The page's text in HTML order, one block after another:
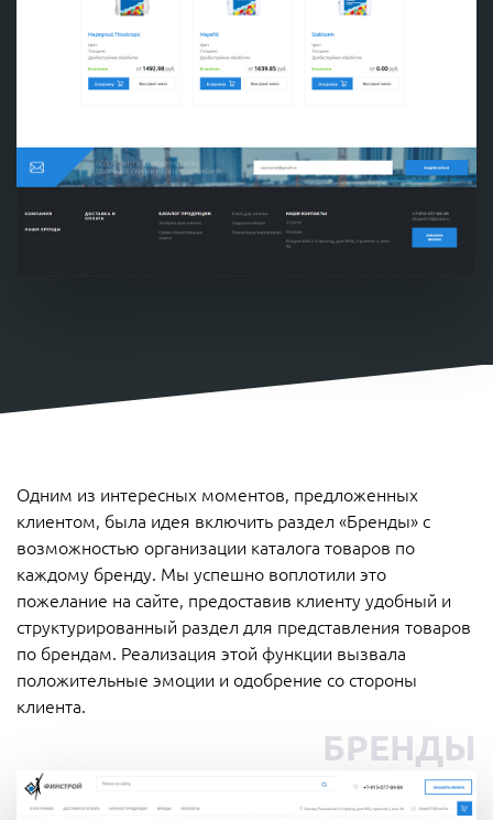
Одним из интересных моментов, предложенных
клиентом, была идея включить раздел «Бренды» с
возможностью организации каталога товаров по
каждому бренду. Мы успешно воплотили это
пожелание на сайте, предоставив клиенту удобный и
структурированный раздел для представления товаров
по брендам. Реализация этой функции вызвала
положительные эмоции и одобрение со стороны
клиента.
БРЕНДЫ